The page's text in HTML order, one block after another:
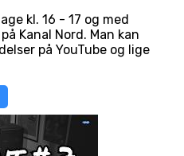
kl. 16 - 17 og med
Kanal Nord. Man kan
på YouTube og lige